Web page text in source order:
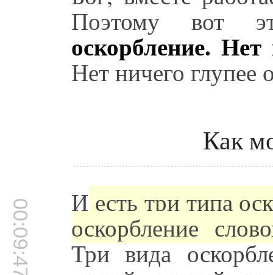
Поэтому вот
оскорбление. Нет
Нет ничего глупее
Как
00:09:47 И есть три типа
оскорбление
Три вида